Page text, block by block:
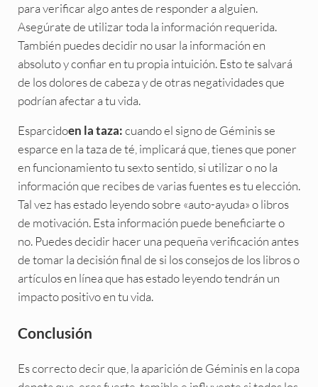
para verificar algo antes de responder a alguien.
Asegúrate de utilizar toda la información requerida.
También puedes decidir no usar la información en
absoluto y confiar en tu propia intuición. Esto te salvará
de los dolores de cabeza y de otras negatividades que
podrían afectar a tu vida.
Esparcidoen la taza: cuando el signo de Géminis se
esparce en la taza de té, implicará que, tienes que poner
en funcionamiento tu sexto sentido, si utilizar o no la
información que recibes de varias fuentes es tu elección.
Tal vez has estado leyendo sobre «auto-ayuda» o libros
de motivación. Esta información puede beneficiarte o
no. Puedes decidir hacer una pequeña verificación antes
de tomar la decisión final de si los consejos de los libros o
artículos en línea que has estado leyendo tendrán un
impacto positivo en tu vida.
Conclusión
Es correcto decir que, la aparición de Géminis en la copa